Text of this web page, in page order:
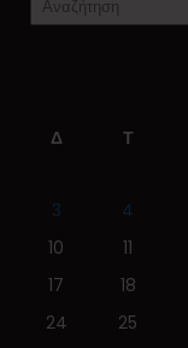
Δ Τ
3
4
10
11
17
18
24
25